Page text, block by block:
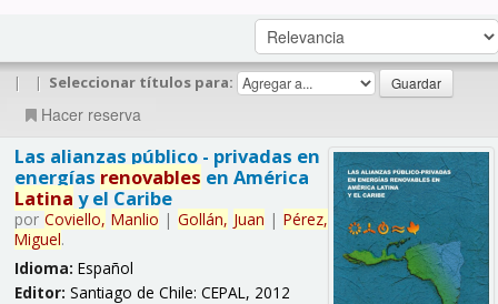
| | Seleccionar títulos para:
Hacer reserva
Las alianzas público - privadas en
energías renovables en América
Latina y el Caribe
por Coviello, Manlio | Gollán, Juan | Pérez,
Miguel.
Idioma: Español
Editor: Santiago de Chile: CEPAL, 2012